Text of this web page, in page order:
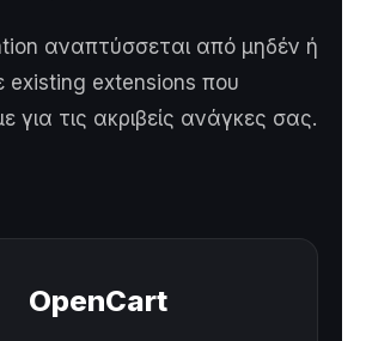
αναπτύσσεται από μηδέν ή
existing extensions που
για τις ακριβείς ανάγκες σας.
OpenCart